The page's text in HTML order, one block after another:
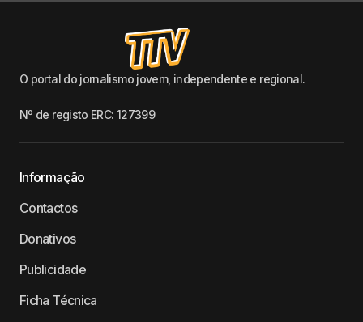
O portal do jornalismo jovem, independente e regional.
Nº de registo ERC: 127399
Informação
Contactos
Donativos
Publicidade
Ficha Técnica